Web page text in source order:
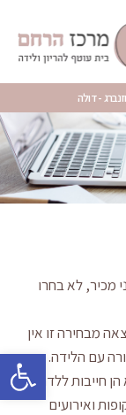
פתח
- דולה
מכיר, לא בחרו
מבחירה זו אין
עם הלידה.
חייבות ללדת
ואירועים